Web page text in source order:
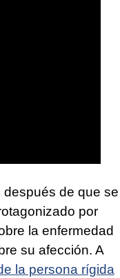
de que se
por
la enfermedad
su afección. A
la persona rígida